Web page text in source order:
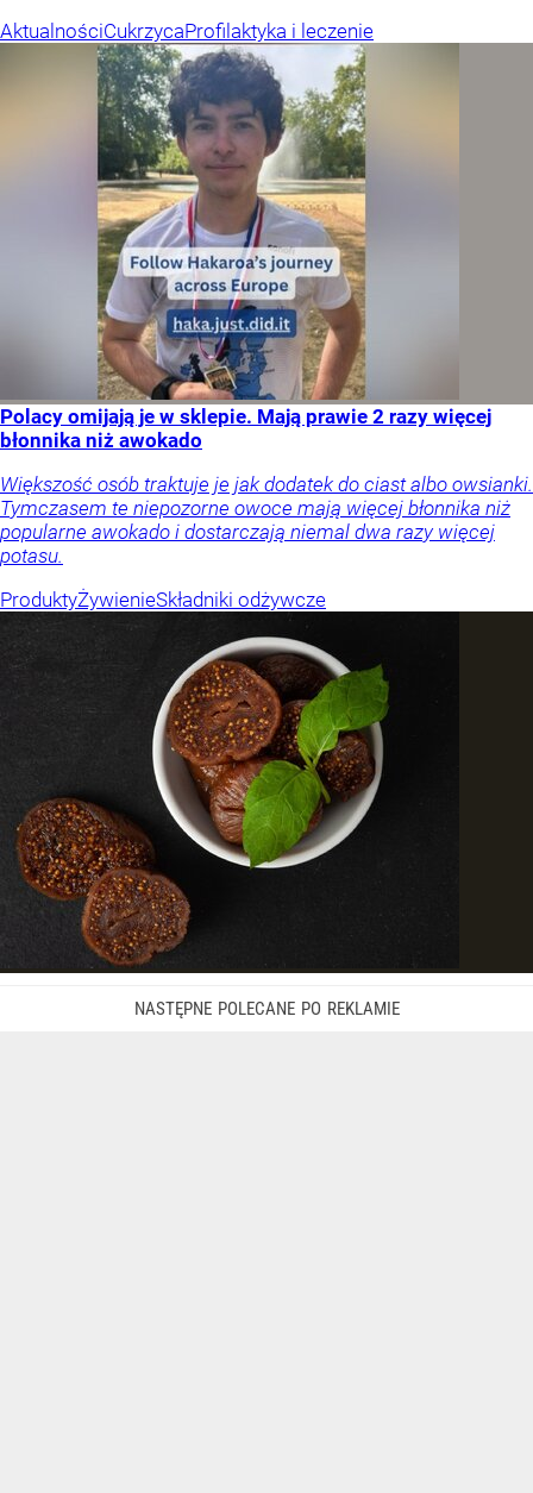
AktualnościCukrzycaProfilaktyka i leczenie
Polacy omijają je w sklepie. Mają prawie 2 razy więcej
błonnika niż awokado
Większość osób traktuje je jak dodatek do ciast albo owsianki.
Tymczasem te niepozorne owoce mają więcej błonnika niż
popularne awokado i dostarczają niemal dwa razy więcej
potasu.
ProduktyŻywienieSkładniki odżywcze